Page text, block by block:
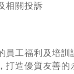
相關投訴
員工福利及培訓
打造優質友善的